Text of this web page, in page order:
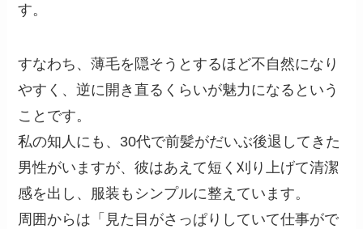
す。
すなわち、薄毛を隠そうとするほど不自然になり
やすく、逆に開き直るくらいが魅力になるという
ことです。
私の知人にも、30代で前髪がだいぶ後退してきた
男性がいますが、彼はあえて短く刈り上げて清潔
感を出し、服装もシンプルに整えています。
周囲からは「見た目がさっぱりしていて仕事がで